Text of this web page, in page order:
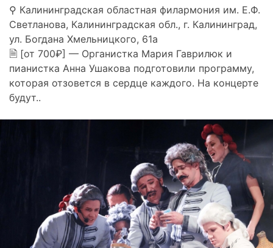
⚲ Калининградская областная филармония им. Е.Ф.
Светланова, Калининградская обл., г. Калининград,
ул. Богдана Хмельницкого, 61а
🗎 [от 700₽] — Органистка Мария Гаврилюк и
пианистка Анна Ушакова подготовили программу,
которая отзовется в сердце каждого. На концерте
будут..